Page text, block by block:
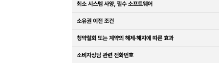
최소 시스템 사양, 필수 소프트웨어
소유권 이전 조건
청약철회 또는 계약의 해제·해지에 따른 효과
소비자상담 관련 전화번호